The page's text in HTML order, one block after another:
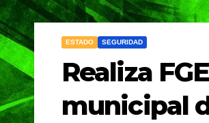
ESTADO SEGURIDAD
Realiza
municipal